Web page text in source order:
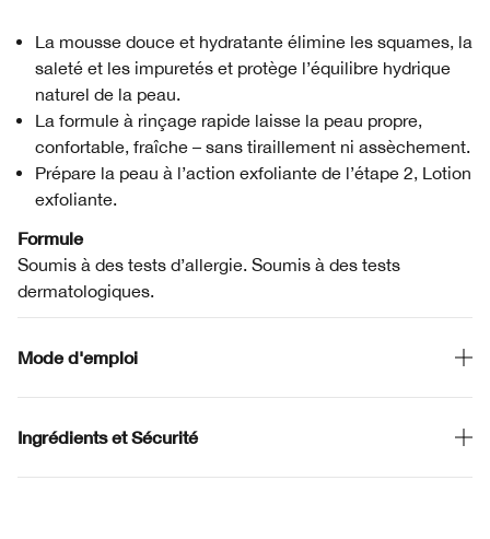
La mousse douce et hydratante élimine les squames, la
saleté et les impuretés et protège l’équilibre hydrique
naturel de la peau.
La formule à rinçage rapide laisse la peau propre,
confortable, fraîche – sans tiraillement ni assèchement.
Prépare la peau à l’action exfoliante de l’étape 2, Lotion
exfoliante.
Formule
Soumis à des tests d’allergie. Soumis à des tests
dermatologiques.
Mode d'emploi
Ingrédients et Sécurité